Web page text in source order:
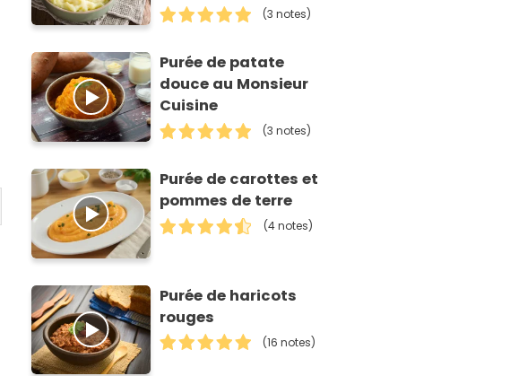
(3 notes)
Purée de patate
douce au Monsieur
Cuisine
(3 notes)
Purée de carottes et
pommes de terre
(4 notes)
Purée de haricots
rouges
(16 notes)